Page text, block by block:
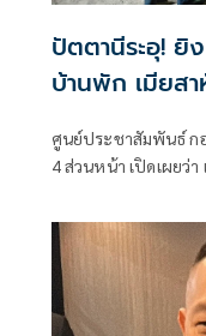
ปัตตานีระอุ!
บ้านพัก เมียส
ศูนย์ประชาสัมพันธ์ ก
4 ส่วนหน้า เปิดเผยว่า
อาแว อดีตผู้ช่วยผู้ให